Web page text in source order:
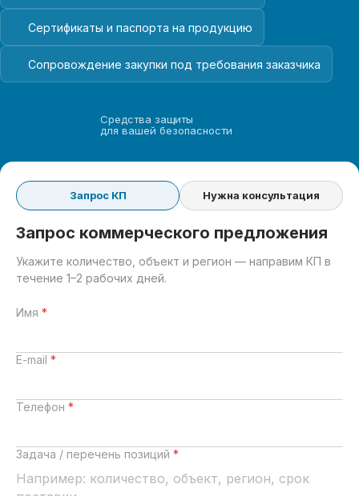
Сертификаты и паспорта на продукцию
Сопровождение закупки под требования заказчика
Средства защиты
для вашей безопасности
Запрос КП Нужна консультация
Запрос коммерческого предложения
Укажите количество, объект и регион — направим КП в
течение 1–2 рабочих дней.
Имя *
E-mail *
Телефон *
Задача / перечень позиций *